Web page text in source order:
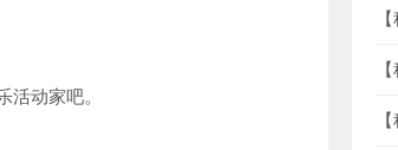
动家吧。